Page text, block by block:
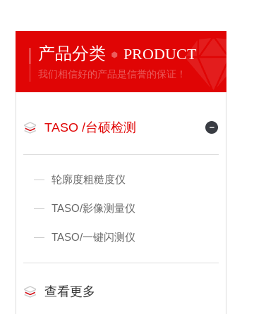
产品分类 PRODUCT
我们相信好的产品是信誉的保证！
TASO /台硕检测
轮廓度粗糙度仪
TASO/影像测量仪
TASO/一键闪测仪
查看更多